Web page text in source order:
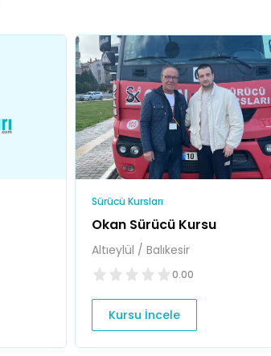
Sürücü Kursları
Okan Sürücü Kursu
Altıeylül / Balıkesir
0.00
Kursu İncele